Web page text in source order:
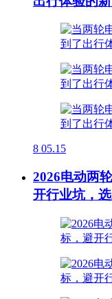
8 05.15
2026电动两
开行业坑，